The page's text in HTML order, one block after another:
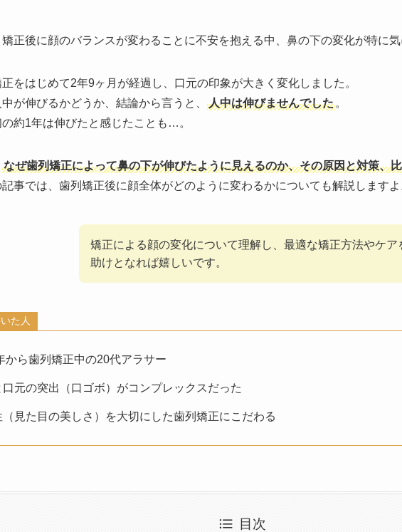
正後に顔のバランスが変わることに不安を抱える中、鼻の下の変化が特に
をはじめて2年9ヶ月が経過し、口元の印象が大きく変化しました。
が伸びるかどうか、結論から言うと、
人中は伸びませんでした 。
約1年は伸びたと感じたことも…。
なぜ歯列矯正によって鼻の下が伸びたように見えるのか、その原因と対策、
事では、歯列矯正後に顔全体がどのように変わるかについても解説します
矯正による顔の変化について理解し、最適な矯正方法やケア
助けとなれば嬉しいです。
た人
から歯列矯正中の20代アラサー
口元の突出（口ゴボ）がコンプレックスだった
（見た目の美しさ）を大切にした歯列矯正にこだわる
目次